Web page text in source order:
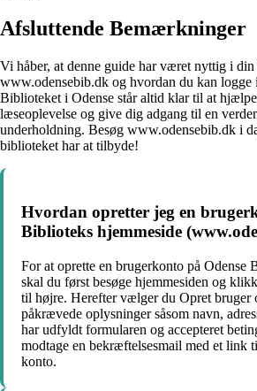
Afsluttende Bemærkninger
Vi håber, at denne guide har været nyttig i din
www.odensebib.dk og hvordan du kan logge
Biblioteket i Odense står altid klar til at
læseoplevelse og give dig adgang til en
underholdning. Besøg www.odensebib.dk i
biblioteket har at tilbyde!
Hvordan opretter jeg en
Biblioteks hjemmeside
For at oprette en brugerkonto på Odense
skal du først besøge hjemmesiden og
til højre. Herefter vælger du Opret bruger
påkrævede oplysninger såsom navn,
har udfyldt formularen og accepteret
modtage en bekræftelsesmail med et link
konto.